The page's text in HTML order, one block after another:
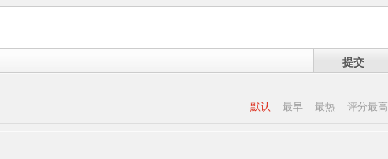
提交
默认 最早 最热 评分最高